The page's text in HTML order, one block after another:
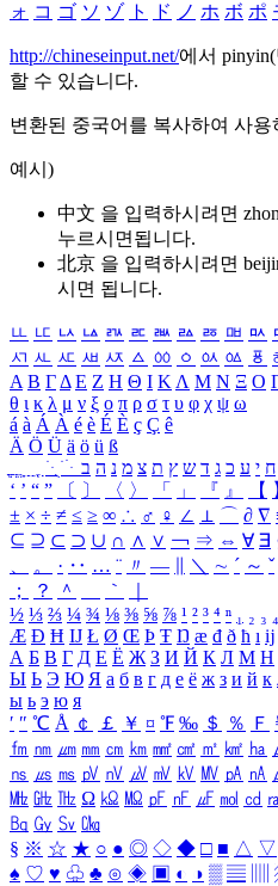
ォ コ ゴ ソ ゾ ト ド ノ ホ ボ ポ
http://chineseinput.net/에서
할 수 있습니다.
변환된 중국어를 복사하여 사용
예시)
中文 을 입력하시려면
누르시면됩니다.
北京 을 입력하시려면
시면 됩니다.
ㅥ ㅦ ㅧ ㅨ ㅩ ㅪ ㅫ ㅬ ㅭ ㅮ ㅯ
ㅺ ㅻ ㅼ ㅽ ㅾ ㅿ ㆀ ㆁ ㆂ ㆃ ㆄ
Α Β ΓΔ Ε Ζ Η Θ Ι ΚΛ Μ Ν Ξ Ο
θ ι κ λ μ ν ξ ο π ρ σ τ υ φ χ ψ ω
á à Á À é è É È ç Ç ê
Ä Ö Ü ä ö ü ß
ִֶֹ ֻּ ׁׂ ח י ע כ ג ד ש ץ ת צ מ נ ה ב
‘ ’ “ ” 〔 〕 〈 〉 「 」 『 』 【
± × ÷ ≠ ≤ ≥ ∞ ∴ ♂ ♀ ∠ ⊥ ⌒ ∂ ∇
⊆ ⊇ ⊂ ⊃ ∪ ∩ ∧ ∨ ￢ ⇒ ⇔ ∀ ∃
、
。 · ‥ … ¨ 〃 ― ＼ ∼ ´ ～ ˇ
；
？ ＾ ｀
½ ⅓ ⅔ ¼ ¾ ⅛ ⅜ ⅝ ⅞ ¹ ² ³ ⁴ ⁿ ₁ ₂ ₃ ₄
Æ Ð Ħ Ĳ Ł Ø Œ Þ Ŧ Ŋ æ đ ð ħ ı ĳ
А Б В Г Д Е Ё Ж З И Й К Л М Н
Ы Ь Э Ю Я а б в г д е ё ж з и й к
ы ь э ю я
′ ″ ℃ Å ￠ ￡ ￥ ¤ ℉ ‰ ＄ ％ Ｆ
㎙ ㎚ ㎛ ㎜ ㎝ ㎞ ㎟ ㎠ ㎡ ㎢ ㏊
㎱ ㎲ ㎳ ㎴ ㎵ ㎶ ㎷ ㎸ ㎹ ㎀ ㎁
㎒ ㎓ ㎔ Ω ㏀ ㏁ ㎊ ㎋ ㎌ ㏖ ㏅
㏃ ㏉ ㏜ ㏆
§ ※ ☆ ★ ○ ● ◎ ◇ ◆ □ ■ △ ▽
♠ ♡ ♥ ♧ ♣ ⊙ ◈ ▣ ◐ ◑ ▒ ▤